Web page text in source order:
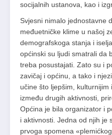
socijalnih ustanova, kao i
Svjesni nimalo jednostavne
međuetničke klime u našoj
demografskoga stanja i
općinski su ljudi smatrali da
treba posustajati. Zato su i
zavičaj i općinu, a tako i
učine što ljepšim,
između drugih aktivnosti,
Općina je bila organizator i
i aktivnosti. Jedna od njih je
prvoga spomena